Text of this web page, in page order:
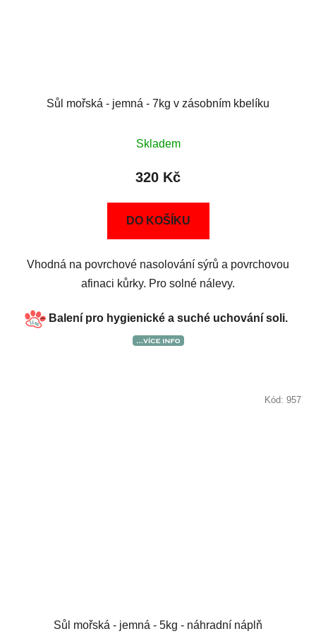
Sůl mořská - jemná - 7kg v zásobním kbelíku
Skladem
320 Kč
DO KOŠÍKU
Vhodná na povrchové nasolování sýrů a povrchovou
afinaci kůrky. Pro solné nálevy.
Balení pro hygienické a suché uchování soli.
Sůl mořská - jemná - 5kg - náhradní náplň
Kód: 957